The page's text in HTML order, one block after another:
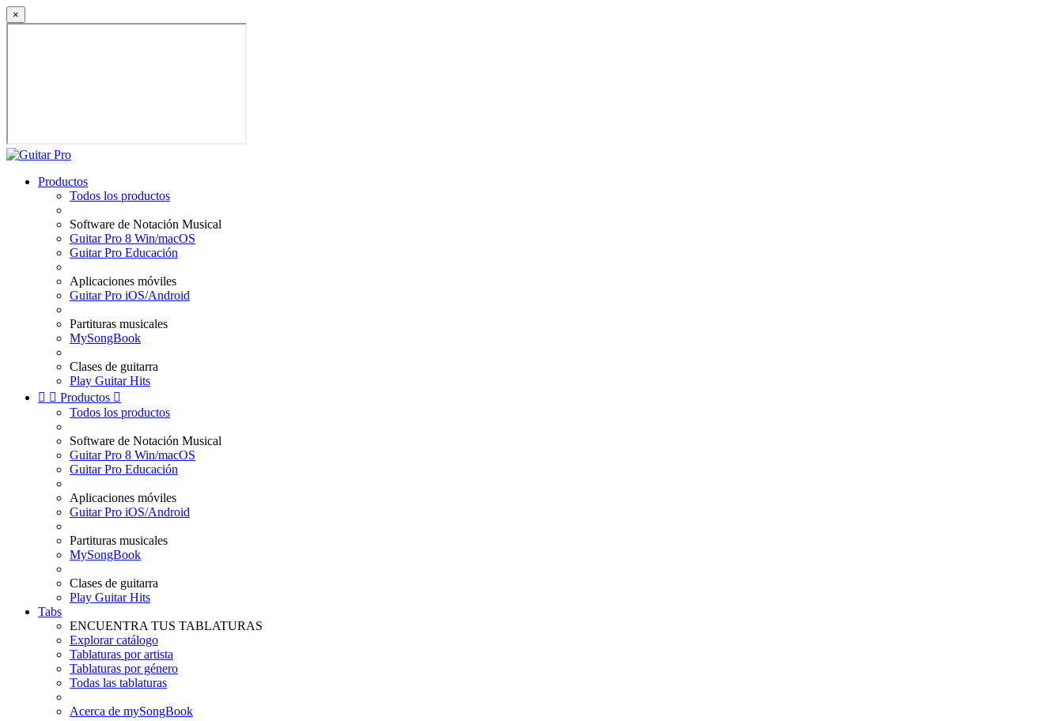
×
Productos
Todos los productos
Software de Notación Musical
Guitar Pro 8 Win/macOS
Guitar Pro Educación
Aplicaciones móviles
Guitar Pro iOS/Android
Partituras musicales
MySongBook
Clases de guitarra
Play Guitar Hits
  Productos 
Todos los productos
Software de Notación Musical
Guitar Pro 8 Win/macOS
Guitar Pro Educación
Aplicaciones móviles
Guitar Pro iOS/Android
Partituras musicales
MySongBook
Clases de guitarra
Play Guitar Hits
Tabs
ENCUENTRA TUS TABLATURAS
Explorar catálogo
Tablaturas por artista
Tablaturas por género
Todas las tablaturas
Acerca de mySongBook